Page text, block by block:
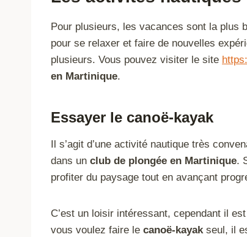
Pour plusieurs, les vacances sont la plus
pour se relaxer et faire de nouvelles
plusieurs. Vous pouvez visiter le site
en Martinique.
Essayer le canoë-kayak
Il s’agit d’une activité nautique très
dans un club de plongée en Martinique.
profiter du paysage tout en avançant
C’est un loisir intéressant, cependant il
vous voulez faire le canoë-kayakseul, il